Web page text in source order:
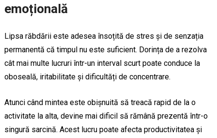
emoțională
Lipsa răbdării este adesea însoțită de stres și de senzația
permanentă că timpul nu este suficient. Dorința de a rezolva
cât mai multe lucruri într-un interval scurt poate conduce la
oboseală, iritabilitate și dificultăți de concentrare.
Atunci când mintea este obișnuită să treacă rapid de la o
activitate la alta, devine mai dificil să rămână prezentă într-o
singură sarcină. Acest lucru poate afecta productivitatea și